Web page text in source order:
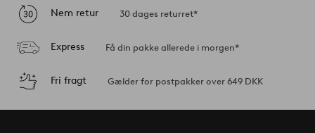
Nem retur 30 dages returret*
Express Få din pakke allerede i morgen*
Fri fragt Gælder for postpakker over 649 DKK